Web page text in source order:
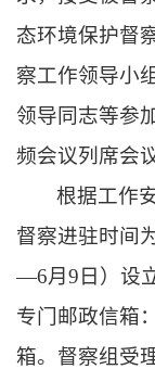
态环境保护督
察工作领导小
领导同志等参
频会议列席会议
根据工作
督察进驻时间
—6月9日）设
专门邮政信箱
箱。督察组受